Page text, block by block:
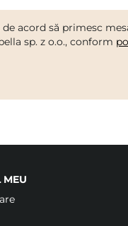
de acord să primesc
sp. z o.o., conform
MEU